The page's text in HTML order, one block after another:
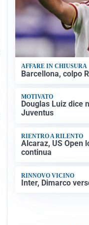
AFFARE IN CHIUSURA
Barcellona, colpo
MOTIVATO
Douglas Luiz dice
Juventus
RIENTRO A RILENTO
Alcaraz, US Open
continua
RINNOVO VICINO
Inter, Dimarco